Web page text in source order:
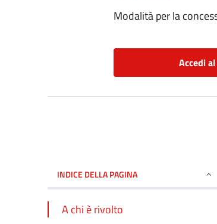
Modalità per la
Accedi
INDICE DELLA PAGINA
A chi è rivolto